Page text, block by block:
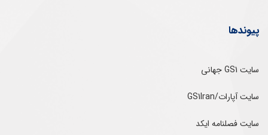
پیوندها
سایت GS1 جهانی
سایت آپارات/GS1Iran
سایت فصلنامه ایکد